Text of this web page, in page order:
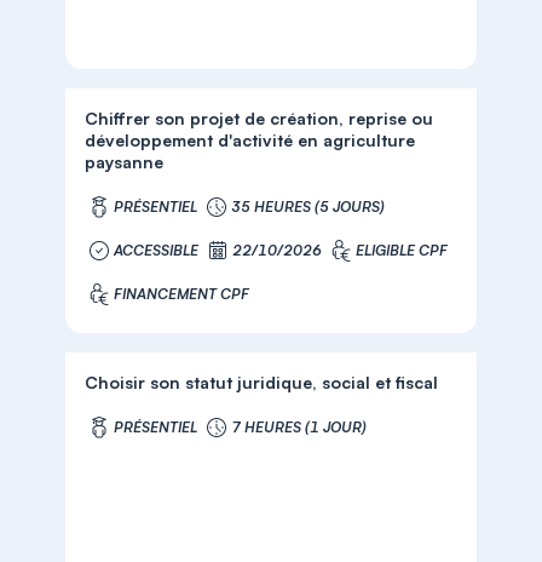
Chiffrer son projet de création, reprise ou
développement d'activité en agriculture
paysanne
PRÉSENTIEL 35 HEURES (5 JOURS)
ACCESSIBLE 22/10/2026 ELIGIBLE CPF
FINANCEMENT CPF
Choisir son statut juridique, social et fiscal
PRÉSENTIEL 7 HEURES (1 JOUR)